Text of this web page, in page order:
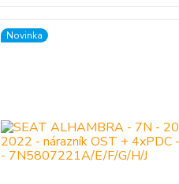
Novinka